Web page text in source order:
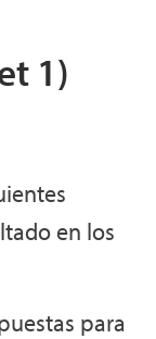
1)
en los
para